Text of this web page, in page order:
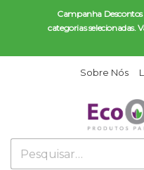
Sobre Nós
Campanha Descontos
categorias selecionadas.